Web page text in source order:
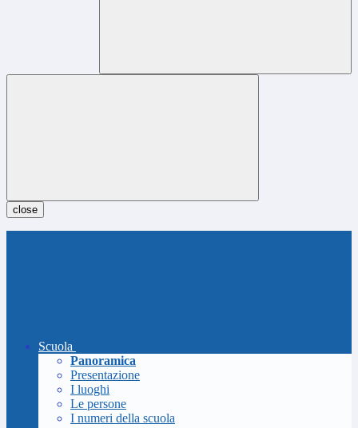
close
Scuola
Panoramica
Presentazione
I luoghi
Le persone
I numeri della scuola